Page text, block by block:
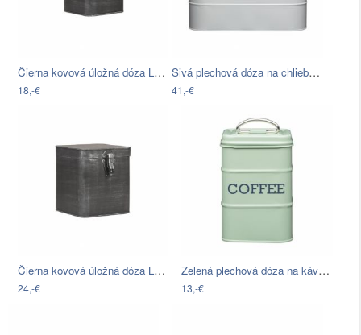
Čierna kovová úložná dóza LABEL51,…
18,-€
Sivá plechová dóza na chlieb Kitchen…
41,-€
Čierna kovová úložná dóza LABEL51,…
24,-€
Zelená plechová dóza na kávu Kitchen…
13,-€